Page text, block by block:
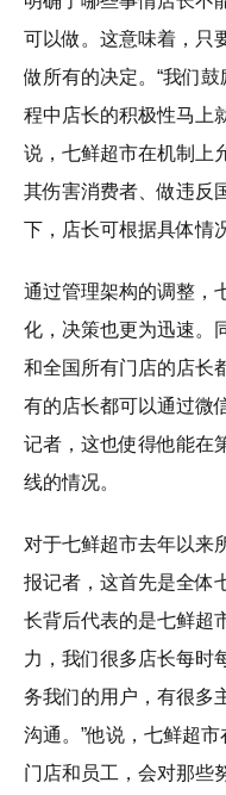
可以做。这意味着，只
做所有的决定。“我们
程中店长的积极性马上
说，七鲜超市在机制上
其伤害消费者、做违反
下，店长可根据具体情
通过管理架构的调整，
化，决策也更为迅速。
和全国所有门店的店长
有的店长都可以通过微
记者，这也使得他能在
线的情况。
对于七鲜超市去年以来
报记者，这首先是全体
长背后代表的是七鲜超
力，我们很多店长每时
务我们的用户，有很多
沟通。”他说，七鲜超
门店和员工，会对那些